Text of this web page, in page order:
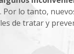
lo tanto,
de tratar y